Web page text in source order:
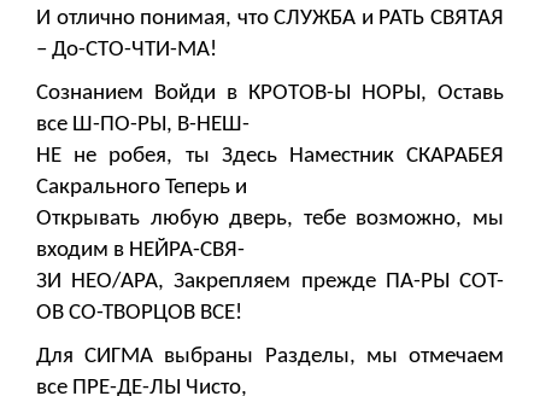
И отлично понимая, что СЛУЖБА и РАТЬ СВЯТАЯ
– До-СТО-ЧТИ-МА!
Сознанием Войди в КРОТОВ-Ы НОРЫ, Оставь
все Ш-ПО-РЫ, В-НЕШ-
НЕ не робея, ты Здесь Наместник СКАРАБЕЯ
Сакрального Теперь и
Открывать любую дверь, тебе возможно, мы
входим в НЕЙРА-СВЯ-
ЗИ НЕО/АРА, Закрепляем прежде ПА-РЫ СОТ-
ОВ СО-ТВОРЦОВ ВСЕ!
Для СИГМА выбраны Разделы, мы отмечаем
все ПРЕ-ДЕ-ЛЫ Чисто,